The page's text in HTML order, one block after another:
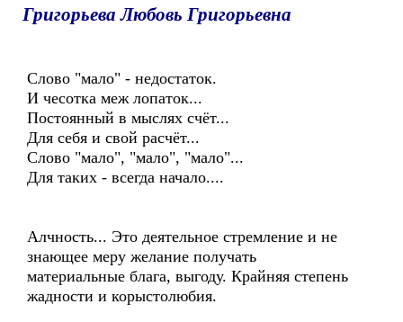
Григорьева Любовь Григорьевна
Слово "мало" - недостаток.
И чесотка меж лопаток...
Постоянный в мыслях счёт...
Для себя и свой расчёт...
Слово "мало", "мало", "мало"...
Для таких - всегда начало....
Алчность... Это деятельное стремление и не
знающее меру желание получать
материальные блага, выгоду. Крайняя степень
жадности и корыстолюбия.